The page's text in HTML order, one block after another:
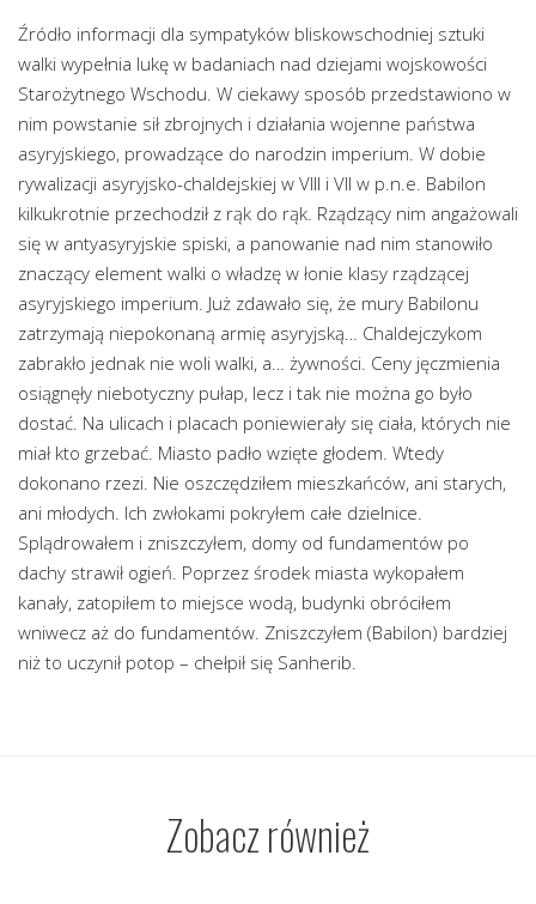
Źródło informacji dla sympatyków bliskowschodniej sztuki
walki wypełnia lukę w badaniach nad dziejami wojskowości
Starożytnego Wschodu. W ciekawy sposób przedstawiono w
nim powstanie sił zbrojnych i działania wojenne państwa
asyryjskiego, prowadzące do narodzin imperium. W dobie
rywalizacji asyryjsko-chaldejskiej w VIII i VII w p.n.e. Babilon
kilkukrotnie przechodził z rąk do rąk. Rządzący nim angażowali
się w antyasyryjskie spiski, a panowanie nad nim stanowiło
znaczący element walki o władzę w łonie klasy rządzącej
asyryjskiego imperium. Już zdawało się, że mury Babilonu
zatrzymają niepokonaną armię asyryjską… Chaldejczykom
zabrakło jednak nie woli walki, a… żywności. Ceny jęczmienia
osiągnęły niebotyczny pułap, lecz i tak nie można go było
dostać. Na ulicach i placach poniewierały się ciała, których nie
miał kto grzebać. Miasto padło wzięte głodem. Wtedy
dokonano rzezi. Nie oszczędziłem mieszkańców, ani starych,
ani młodych. Ich zwłokami pokryłem całe dzielnice.
Splądrowałem i zniszczyłem, domy od fundamentów po
dachy strawił ogień. Poprzez środek miasta wykopałem
kanały, zatopiłem to miejsce wodą, budynki obróciłem
wniwecz aż do fundamentów. Zniszczyłem (Babilon) bardziej
niż to uczynił potop – chełpił się Sanherib.
Zobacz również